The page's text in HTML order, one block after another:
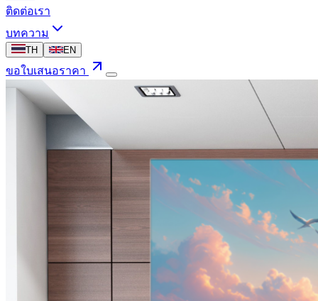
ติดต่อเรา
บทความ
TH EN
ขอใบเสนอราคา